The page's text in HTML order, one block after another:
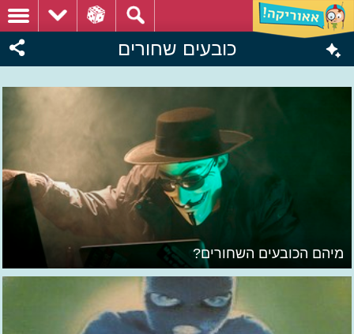
כובעים שחורים
מיהם הכובעים השחורים?